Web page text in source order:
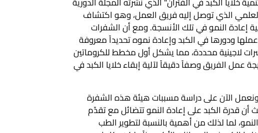
العلمي الذي توصل إليه فريق العمل، وهو اكتشاف
إعادة النمو في تلك الأنسجة. ومع أن الشفرات
عملها ودورها في الكبد وإعادة نموه تحديداً معروفة
لاجينية محددة، مما يشكل أول مخطط للكروماتين
عمل الفريق وصفاً دقيقاً لآلية إبقاء خلايا الكبد في
ونعمل الآن على دراسة مسببات هيئة هذه الشفرة
أن قدرة الكبد على إعادة النمو تتضائل مع تقدّم
لما لذلك من أهمية بالنسبة لتطوير الطب